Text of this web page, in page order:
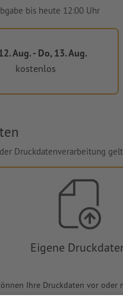
bis heute 12:00 Uhr
Aug. - Do, 13. Aug.
kostenlos
Druckdatenverarbeitung
Eigene
Ihre Druckdaten vor oder
hochladen.